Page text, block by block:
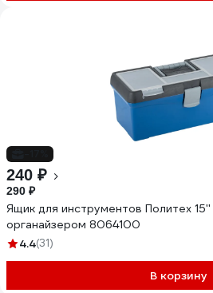
240 ₽
290 ₽
Ящик для инструментов Политех 15''
органайзером 8064100
4.4(31)
В корзину